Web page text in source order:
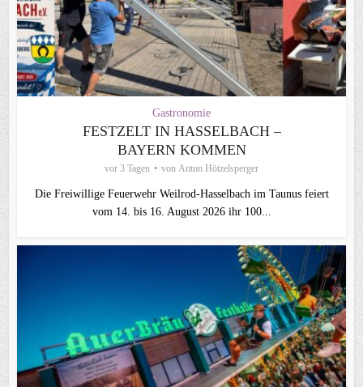
Gastronomie
FESTZELT IN HASSELBACH –
BAYERN KOMMEN
vor 3 Tagen von Anton Hötzelsperger
Die Freiwillige Feuerwehr Weilrod-Hasselbach im Taunus feiert
vom 14. bis 16. August 2026 ihr 100...